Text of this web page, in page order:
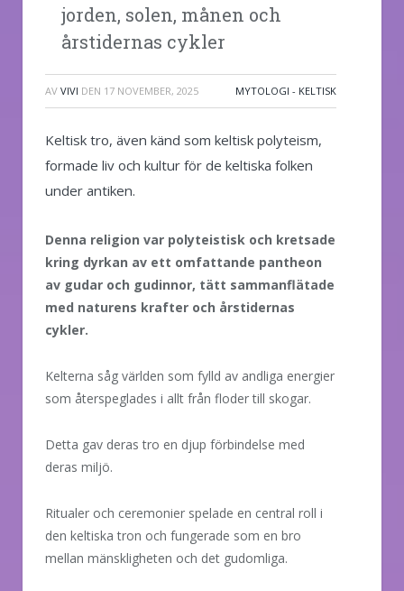
jorden, solen, månen och
årstidernas cykler
AV VIVI DEN 17 NOVEMBER, 2025 MYTOLOGI - KELTISK
Keltisk tro, även känd som keltisk polyteism,
formade liv och kultur för de keltiska folken
under antiken.
Denna religion var polyteistisk och kretsade
kring dyrkan av ett omfattande pantheon
av gudar och gudinnor, tätt sammanflätade
med naturens krafter och årstidernas
cykler.
Kelterna såg världen som fylld av andliga energier
som återspeglades i allt från floder till skogar.
Detta gav deras tro en djup förbindelse med
deras miljö.
Ritualer och ceremonier spelade en central roll i
den keltiska tron och fungerade som en bro
mellan mänskligheten och det gudomliga.